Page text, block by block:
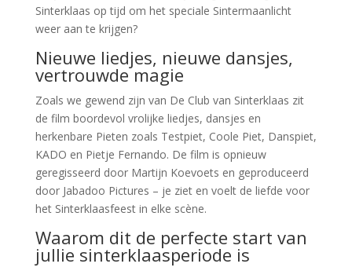
Sinterklaas op tijd om het speciale Sintermaanlicht
weer aan te krijgen?
Nieuwe liedjes, nieuwe dansjes,
vertrouwde magie
Zoals we gewend zijn van De Club van Sinterklaas zit
de film boordevol vrolijke liedjes, dansjes en
herkenbare Pieten zoals Testpiet, Coole Piet, Danspiet,
KADO en Pietje Fernando. De film is opnieuw
geregisseerd door Martijn Koevoets en geproduceerd
door Jabadoo Pictures – je ziet en voelt de liefde voor
het Sinterklaasfeest in elke scène.
Waarom dit de perfecte start van
jullie sinterklaasperiode is